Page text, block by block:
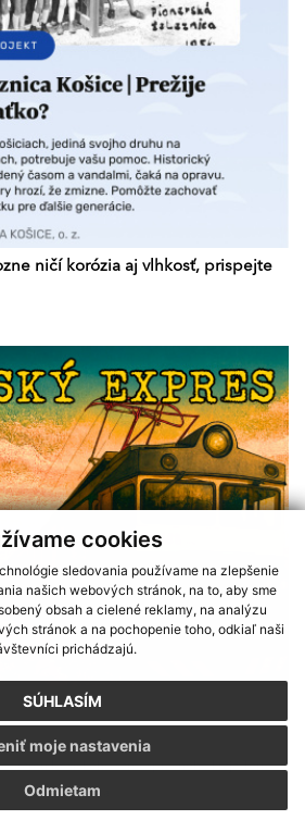
cookies
sledovania používame na zlepšenie
našich webových stránok, na to, aby sme
obsah a cielené reklamy, na analýzu
stránok a na pochopenie toho, odkiaľ naši
prichádzajú.
SÚHLASÍM
Odmietam
moje nastavenia
Košického samosprávneho kraja Terra
Incognita
ničí korózia aj vlhkosť, prispejte